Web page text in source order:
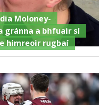
Moloney-
gránna a bhfuair sí
himreoir rugbaí